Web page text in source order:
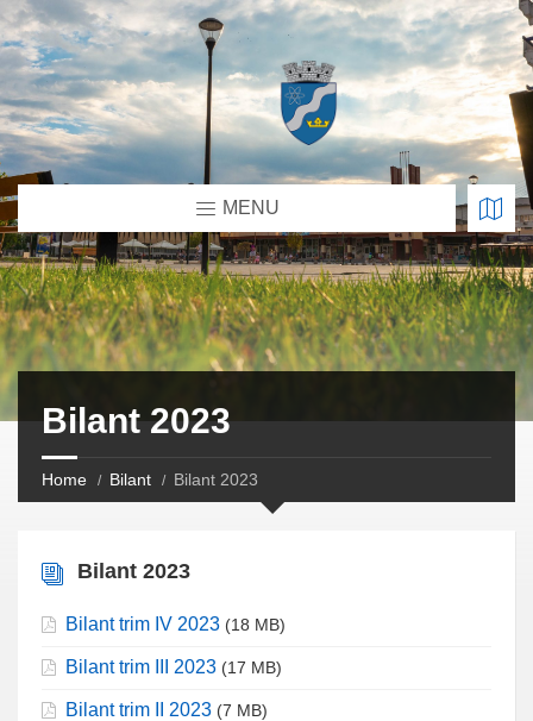
MENU
Bilant 2023
Home Bilant Bilant 2023
Bilant 2023
Bilant trim IV 2023 (18 MB)
Bilant trim III 2023 (17 MB)
Bilant trim II 2023 (7 MB)